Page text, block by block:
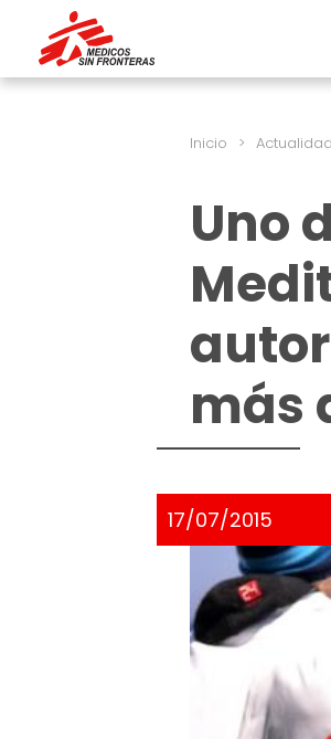
Inicio > Actualidad
Uno
más
17/07/2015